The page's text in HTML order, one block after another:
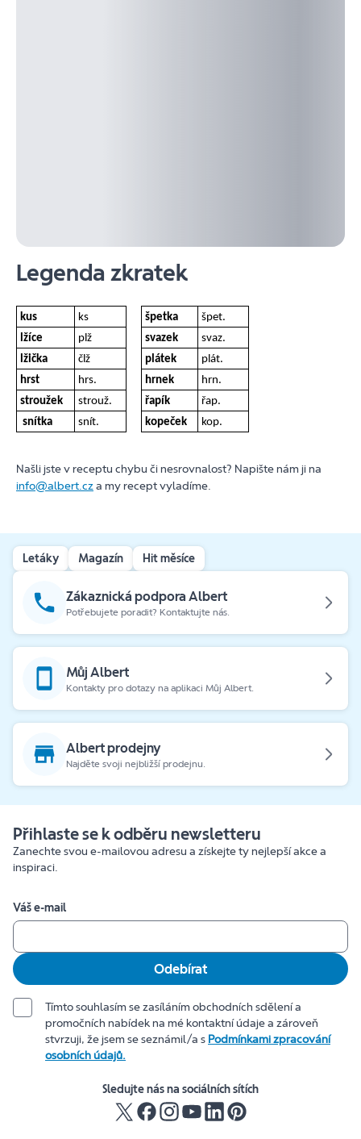
Legenda zkratek
kus ks špetka
špet.
lžíce
plž svazek
svaz.
lžička
člž plátek
plát.
hrst
hrs. hrnek
hrn.
stroužek
strouž. řapík
řap.
snítka
snít. kopeček kop.
Našli jste v receptu chybu či nesrovnalost? Napište nám ji na
info@albert.cza my recept vyladíme.
Letáky Magazín Hit měsíce
Zákaznická podpora Albert
Potřebujete poradit? Kontaktujte nás.
Můj Albert
Kontakty pro dotazy na aplikaci Můj Albert.
Albert prodejny
Najděte svoji nejbližší prodejnu.
Přihlaste se k odběru newsletteru
Zanechte svou e-mailovou adresu a získejte ty nejlepší akce a
inspiraci.
Váš e-mail
Odebírat
Tímto souhlasím se zasíláním obchodních sdělení a
promočních nabídek na mé kontaktní údaje a zároveň
stvrzuji, že jsem se seznámil/a s Podmínkami zpracování
osobních údajů.
Sledujte nás na sociálních sítích